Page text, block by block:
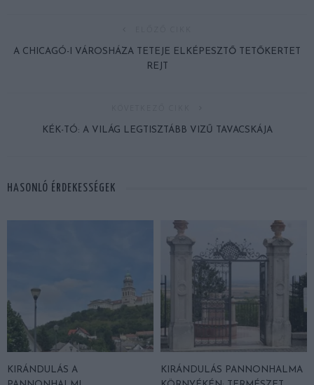
A CHICAGÓ-I VÁROSHÁZA TETEJE ELKÉPESZTŐ TETŐKERTET
REJT
KÉK-TÓ: A VILÁG LEGTISZTÁBB VIZŰ TAVACSKÁJA
HASONLÓ ÉRDEKESSÉGEK
KIRÁNDULÁS A
KIRÁNDULÁS PANNONHALMA